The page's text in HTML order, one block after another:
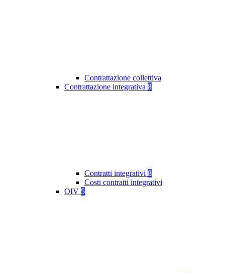
Contrattazione collettiva
Contrattazione integrativa 8
Contratti integrativi 8
Costi contratti integrativi
OIV 5